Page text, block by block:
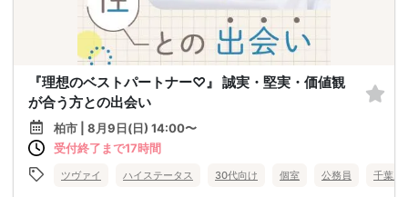
『理想のベストパートナー♡』 誠実・堅実・価値観
が合う方との出会い
柏市 | 8月9日(日) 14:00〜
受付終了まで17時間
ツヴァイ ハイステータス 30代向け 個室 公務員 千葉県